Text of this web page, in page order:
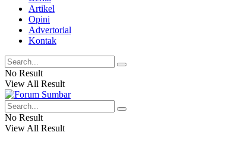
Artikel
Opini
Advertorial
Kontak
No Result
View All Result
No Result
View All Result